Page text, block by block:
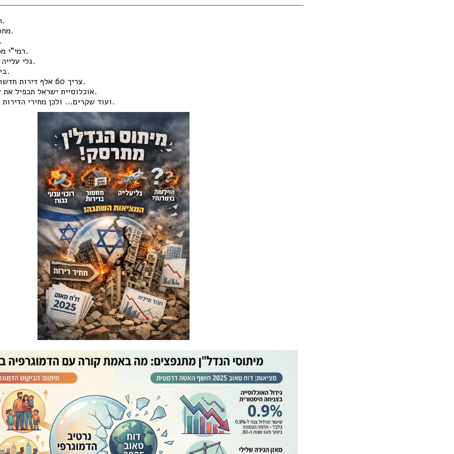
ריבוי טבעי גבוה.
מחסור כרוני בדירות.
רמי"י מספסרת בקרקעות.
גלי עלייה בגלל אנטישמיות.
ביקוש גבוה מהיצע.
צריך 60 אלף דירות חדשות בשנה, כל שנה.
אוכלוסיית ישראל תכפיל את עצמה בתוך עשור.
ועוד שקרים... ולכן מחירי הדירות עלו, עולים ויעלו.